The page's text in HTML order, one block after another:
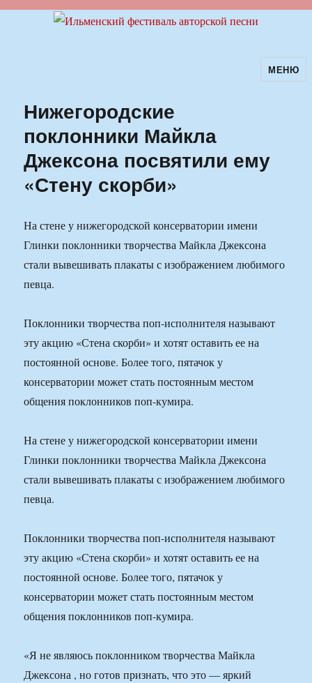
Ильменский фестиваль авторскойМЕНЮ
Нижегородские
поклонники Майкла
Джексона посвятили ему
«Стену скорби»
На стене у нижегородской консерватории имени
Глинки поклонники творчества Майкла Джексона
стали вывешивать плакаты с изображением любимого
певца.
Поклонники творчества поп-исполнителя называют
эту акцию «Стена скорби» и хотят оставить ее на
постоянной основе. Более того, пятачок у
консерватории может стать постоянным местом
общения поклонников поп-кумира.
На стене у нижегородской консерватории имени
Глинки поклонники творчества Майкла Джексона
стали вывешивать плакаты с изображением любимого
певца.
Поклонники творчества поп-исполнителя называют
эту акцию «Стена скорби» и хотят оставить ее на
постоянной основе. Более того, пятачок у
консерватории может стать постоянным местом
общения поклонников поп-кумира.
«Я не являюсь поклонником творчества Майкла
Джексона , но готов признать, что это — яркий